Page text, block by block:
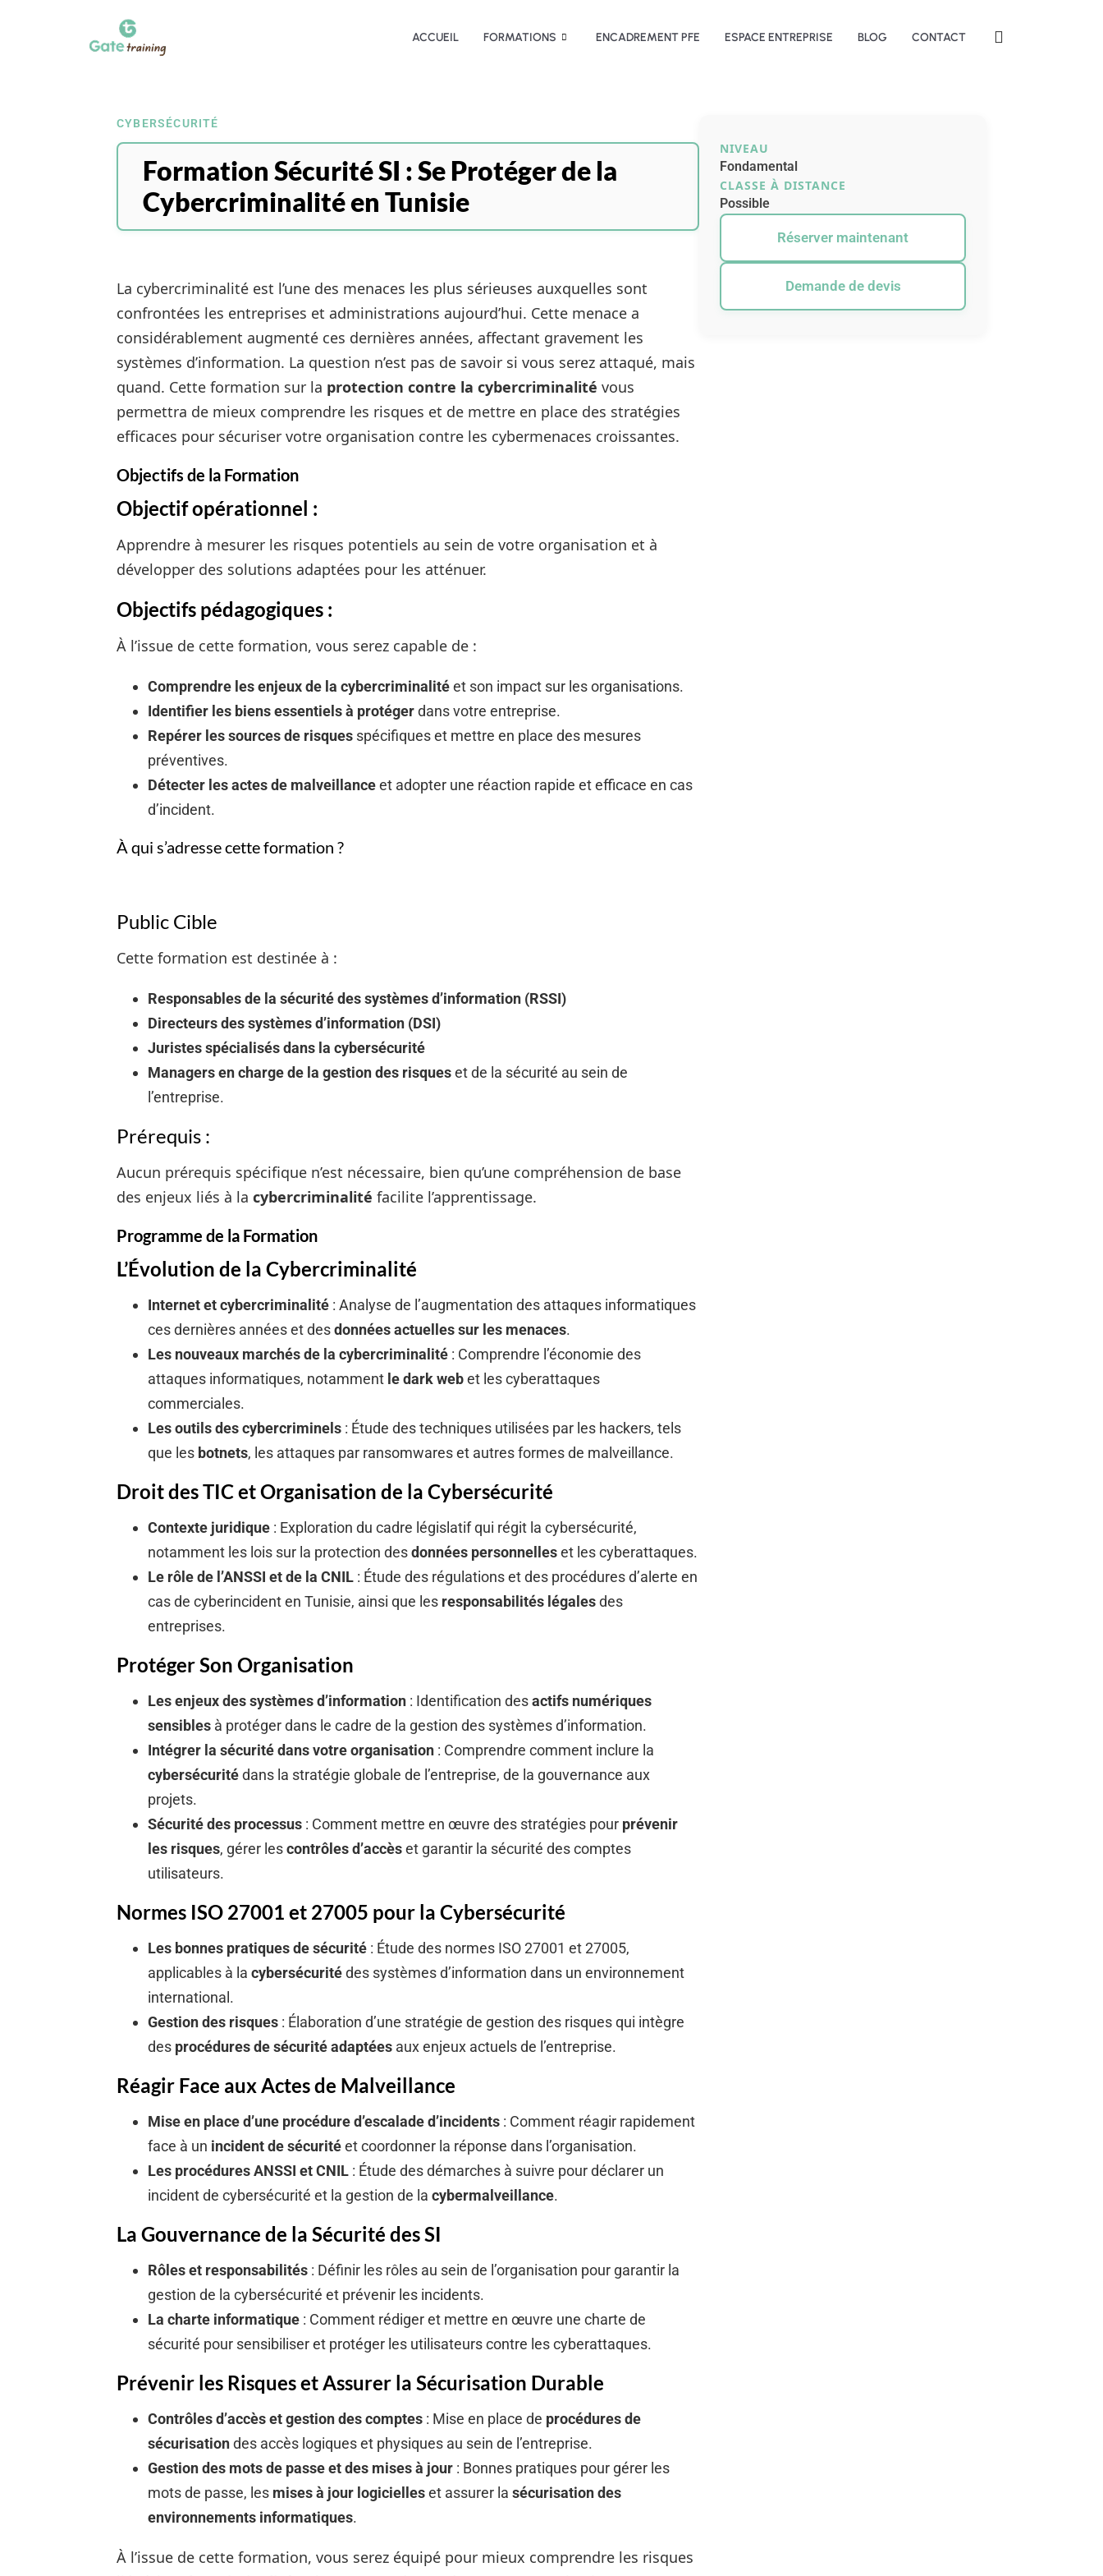
ACCUEIL FORMATIONS ENCADREMENT PFE ESPACE ENTREPRISE BLOG CONTACT
CYBERSÉCURITÉ
Formation Sécurité SI : Se Protéger de la
Cybercriminalité en Tunisie
La cybercriminalité est l’une des menaces les plus sérieuses auxquelles sont
confrontées les entreprises et administrations aujourd’hui. Cette menace a
considérablement augmenté ces dernières années, affectant gravement les
systèmes d’information. La question n’est pas de savoir si vous serez attaqué, mais
quand. Cette formation sur la protection contre la cybercriminalité vous
permettra de mieux comprendre les risques et de mettre en place des stratégies
efficaces pour sécuriser votre organisation contre les cybermenaces croissantes.
Objectifs de la Formation
Objectif opérationnel :
Apprendre à mesurer les risques potentiels au sein de votre organisation et à
développer des solutions adaptées pour les atténuer.
Objectifs pédagogiques :
À l’issue de cette formation, vous serez capable de :
Comprendre les enjeux de la cybercriminalitéet son impact sur les organisations.
Identifier les biens essentiels à protégerdans votre entreprise.
Repérer les sources de risques spécifiques et mettre en place des mesures
préventives.
Détecter les actes de malveillanceet adopter une réaction rapide et efficace en cas
d’incident.
À qui s’adresse cette formation ?
Public Cible
Cette formation est destinée à :
Responsables de la sécurité des systèmes d’information (RSSI)
Directeurs des systèmes d’information (DSI)
Juristes spécialisés dans la cybersécurité
Managers en charge de la gestion des risqueset de la sécurité au sein de
l’entreprise.
Prérequis :
Aucun prérequis spécifique n’est nécessaire, bien qu’une compréhension de base
des enjeux liés à la cybercriminalité facilite l’apprentissage.
Programme de la Formation
L’Évolution de la Cybercriminalité
Internet et cybercriminalité : Analyse de l’augmentation des attaques informatiques
ces dernières années et desdonnées actuelles sur les menaces.
Les nouveaux marchés de la cybercriminalité : Comprendre l’économie des
attaques informatiques, notamment le dark webet les cyberattaques
commerciales.
Les outils des cybercriminels : Étude des techniques utilisées par les hackers, tels
que les botnets, les attaques par ransomwares et autres formes de malveillance.
Droit des TIC et Organisation de la Cybersécurité
Contexte juridique : Exploration du cadre législatif qui régit la cybersécurité,
notamment les lois sur la protection desdonnées personnelleset les cyberattaques.
Le rôle de l’ANSSI et de la CNIL : Étude des régulations et des procédures d’alerte en
cas de cyberincident en Tunisie, ainsi que les responsabilités légalesdes
entreprises.
Protéger Son Organisation
Les enjeux des systèmes d’information : Identification desactifs numériques
sensibles à protéger dans le cadre de la gestion des systèmes d’information.
Intégrer la sécurité dans votre organisation : Comprendre comment inclure la
cybersécuritédans la stratégie globale de l’entreprise, de la gouvernance aux
projets.
Sécurité des processus : Comment mettre en œuvre des stratégies pour prévenir
les risques, gérer lescontrôles d’accèset garantir la sécurité des comptes
utilisateurs.
Normes ISO 27001 et 27005 pour la Cybersécurité
Les bonnes pratiques de sécurité : Étude des normes ISO 27001 et 27005,
applicables à la cybersécuritédes systèmes d’information dans un environnement
international.
Gestion des risques : Élaboration d’une stratégie de gestion des risques qui intègre
des procédures de sécurité adaptées aux enjeux actuels de l’entreprise.
Réagir Face aux Actes de Malveillance
Mise en place d’une procédure d’escalade d’incidents : Comment réagir rapidement
face à un incident de sécuritéet coordonner la réponse dans l’organisation.
Les procédures ANSSI et CNIL : Étude des démarches à suivre pour déclarer un
incident de cybersécurité et la gestion de la cybermalveillance.
La Gouvernance de la Sécurité des SI
Rôles et responsabilités : Définir les rôles au sein de l’organisation pour garantir la
gestion de la cybersécurité et prévenir les incidents.
La charte informatique : Comment rédiger et mettre en œuvre une charte de
sécurité pour sensibiliser et protéger les utilisateurs contre les cyberattaques.
Prévenir les Risques et Assurer la Sécurisation Durable
Contrôles d’accès et gestion des comptes : Mise en place de procédures de
sécurisationdes accès logiques et physiques au sein de l’entreprise.
Gestion des mots de passe et des mises à jour : Bonnes pratiques pour gérer les
mots de passe, les mises à jour logicielleset assurer la sécurisation des
environnements informatiques.
À l’issue de cette formation, vous serez équipé pour mieux comprendre les risques
NIVEAU
Fondamental
CLASSE À DISTANCE
Possible
Réserver maintenant
Demande de devis